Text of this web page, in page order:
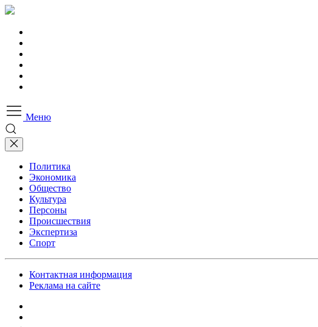
Меню
Политика
Экономика
Общество
Культура
Персоны
Происшествия
Экспертиза
Спорт
Контактная информация
Реклама на сайте